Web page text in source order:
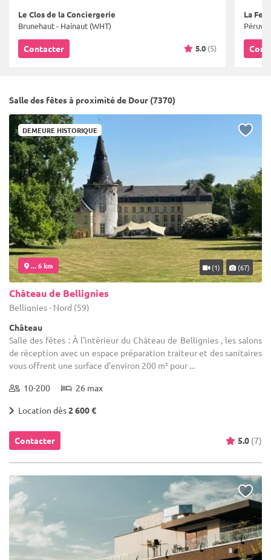
Le Clos de la Conciergerie
Brunehaut - Hainaut (WHT)
Contacter 5.0 (5)
La
Salle des fêtes à proximité de Dour (7370)
DEMEURE HISTORIQUE
... 6 km (1) (67)
Château de Bellignies
Bellignies - Nord (59)
Château
Salle des fêtes : À l'intérieur du Château de Bellignies , les salons
de réception avec un espace préparation traiteur et des sanitaires
vous offrent une surface d'environ 200 m² pour ...
10-200 26 max
Location dès2 600 €
Contacter 5.0 (7)